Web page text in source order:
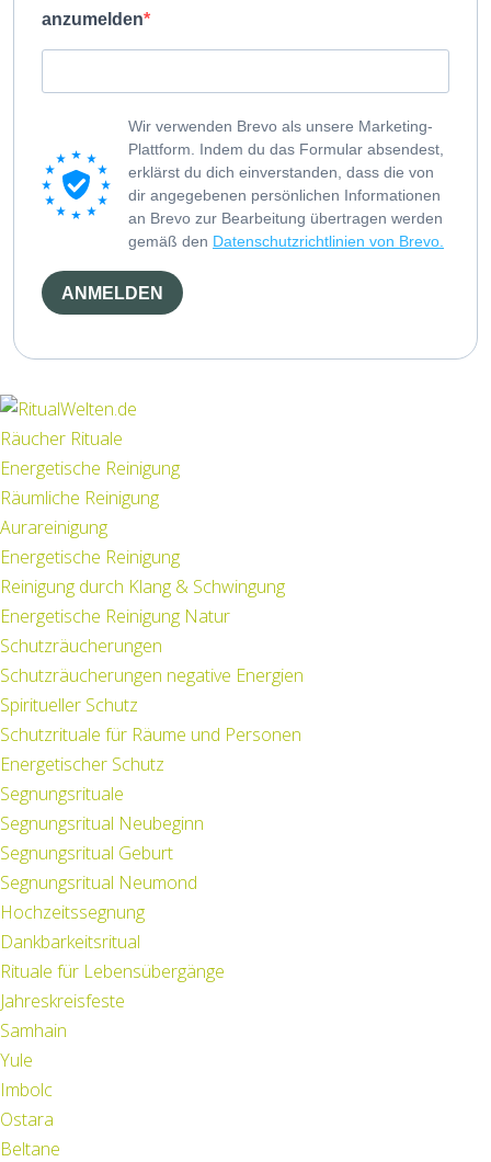
anzumelden
Wir verwenden Brevo als unsere Marketing-
Plattform. Indem du das Formular absendest,
erklärst du dich einverstanden, dass die von
dir angegebenen persönlichen Informationen
an Brevo zur Bearbeitung übertragen werden
gemäß den Datenschutzrichtlinien von Brevo.
ANMELDEN
Räucher Rituale
Energetische Reinigung
Räumliche Reinigung
Aurareinigung
Energetische Reinigung
Reinigung durch Klang & Schwingung
Energetische Reinigung Natur
Schutzräucherungen
Schutzräucherungen negative Energien
Spiritueller Schutz
Schutzrituale für Räume und Personen
Energetischer Schutz
Segnungsrituale
Segnungsritual Neubeginn
Segnungsritual Geburt
Segnungsritual Neumond
Hochzeitssegnung
Dankbarkeitsritual
Rituale für Lebensübergänge
Jahreskreisfeste
Samhain
Yule
Imbolc
Ostara
Beltane